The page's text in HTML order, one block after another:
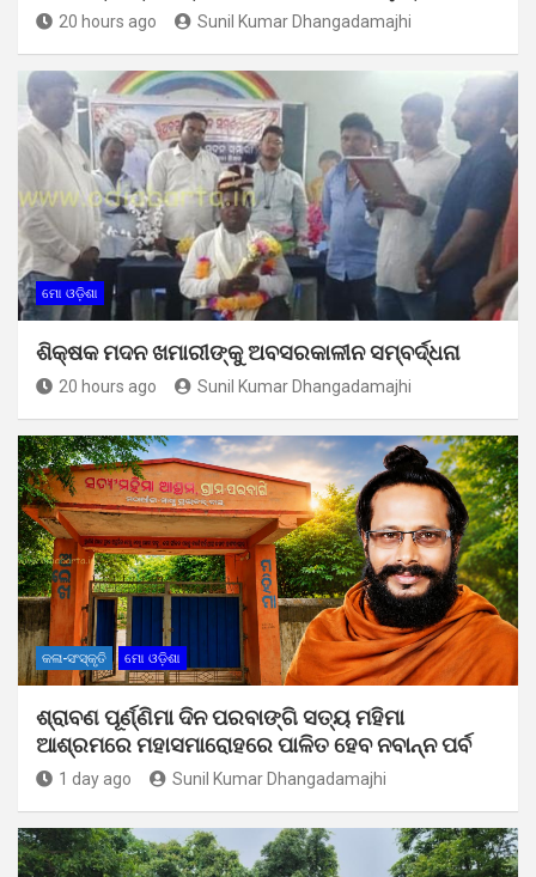
20 hours ago Sunil Kumar Dhangadamajhi
ମୋ ଓଡ଼ିଶା
ଶିକ୍ଷକ ମଦନ ଖମାରୀଙ୍କୁ ଅବସରକାଳୀନ ସମ୍ବର୍ଦ୍ଧନା
20 hours ago Sunil Kumar Dhangadamajhi
କଳା-ସଂସ୍କୃତି ମୋ ଓଡ଼ିଶା
ଶ୍ରାବଣ ପୂର୍ଣ୍ଣିମା ଦିନ ପରବାଙ୍ଗି ସତ୍ୟ ମହିମା
ଆଶ୍ରମରେ ମହାସମାରୋହରେ ପାଳିତ ହେବ ନବାନ୍ନ ପର୍ବ
1 day ago Sunil Kumar Dhangadamajhi